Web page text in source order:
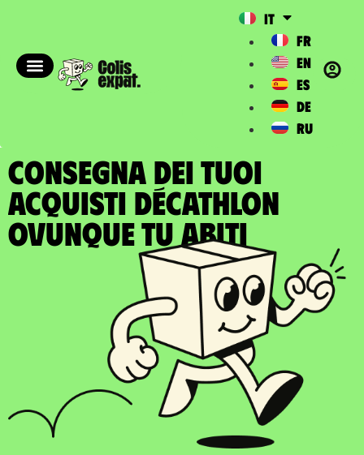
IT
FR
EN
ES
DE
RU
CONSEGNA DEI TUOI
ACQUISTI DÉCATHLON
ovunque tu abiti